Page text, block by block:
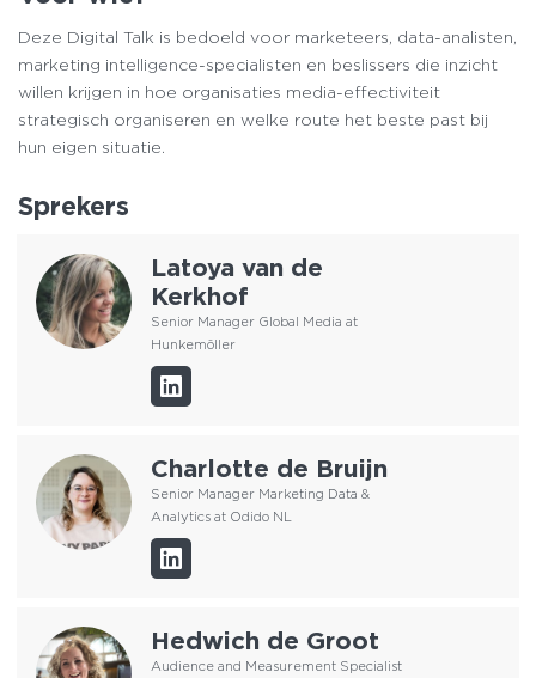
Deze Digital Talk is bedoeld voor marketeers, data-analisten,
marketing intelligence-specialisten en beslissers die inzicht
willen krijgen in hoe organisaties media-effectiviteit
strategisch organiseren en welke route het beste past bij
hun eigen situatie.
Sprekers
Latoya van de
Kerkhof
Senior Manager Global Media at
Hunkemöller
Charlotte de Bruijn
Senior Manager Marketing Data &
Analytics at Odido NL
Hedwich de Groot
Audience and Measurement Specialist